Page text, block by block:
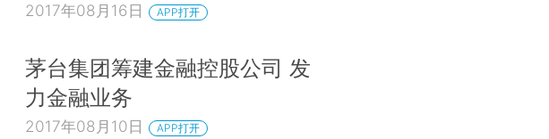
2017年08月16日 APP打开
茅台集团筹建金融控股公司 发
力金融业务
2017年08月10日 APP打开